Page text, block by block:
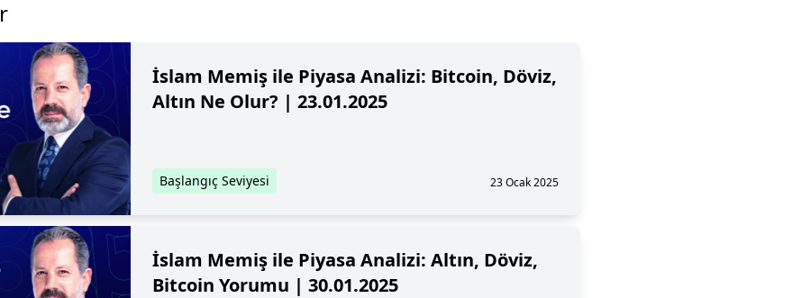
İslam Memiş ile Piyasa Analizi: Bitcoin, Döviz,
Altın Ne Olur? | 23.01.2025
Başlangıç Seviyesi 23 Ocak 2025
İslam Memiş ile Piyasa Analizi: Altın, Döviz,
Bitcoin Yorumu | 30.01.2025